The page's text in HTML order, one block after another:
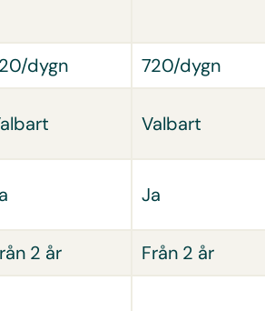
dygn 720/dygn
Valbart
Ja
2 år Från 2 år